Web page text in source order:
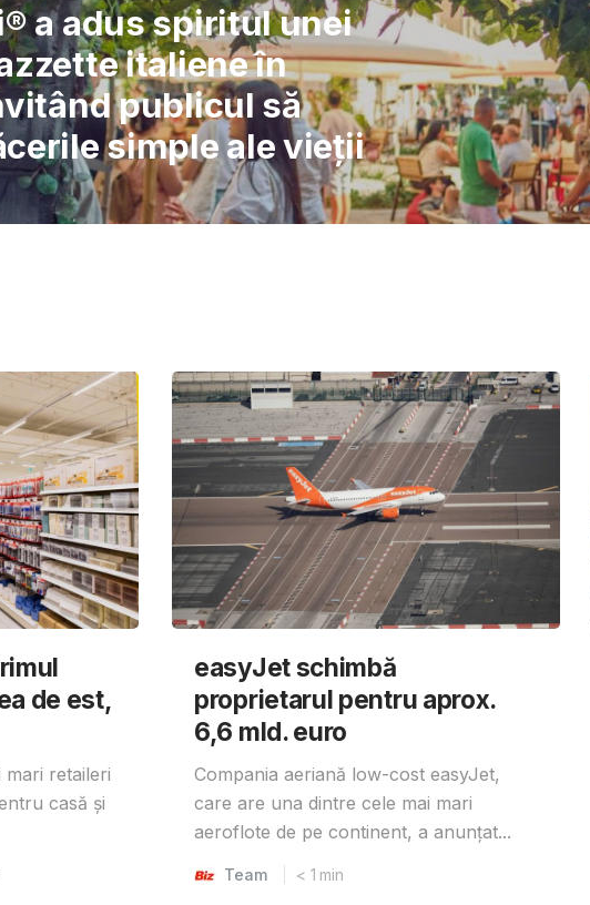
Verita
School: Școlile nu pot
să înlocuiască
de est,
mari retaileri
casă și
easyJet schimbă
proprietarul pentru aprox.
6,6 mld. euro
Compania aeriană low-cost easyJet,
care are una dintre cele mai mari
aeroflote de pe continent, a anunțat...
Team < 1 min